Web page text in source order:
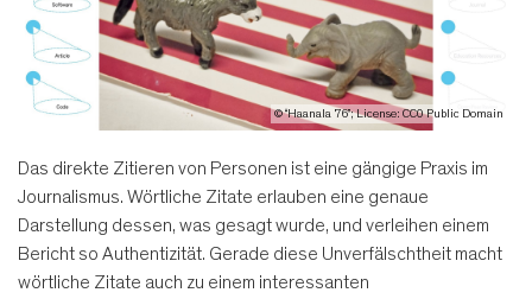
© “Haanala 76”; License: CC0 Public Domain
Das direkte Zitieren von Personen ist eine gängige Praxis im
Journalismus. Wörtliche Zitate erlauben eine genaue
Darstellung dessen, was gesagt wurde, und verleihen einem
Bericht so Authentizität. Gerade diese Unverfälschtheit macht
wörtliche Zitate auch zu einem interessanten